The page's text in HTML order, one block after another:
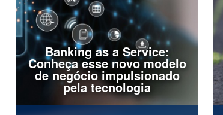
Banking as a Service:
Conheça esse novo modelo
de negócio impulsionado
pela tecnologia